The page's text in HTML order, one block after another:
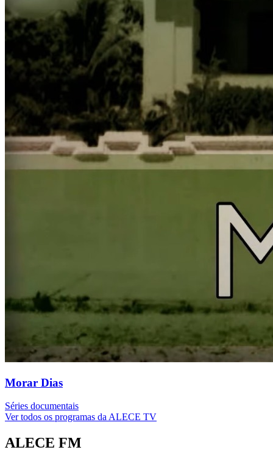
Morar Dias
Séries documentais
Ver todos os programas da ALECE TV
ALECE FM